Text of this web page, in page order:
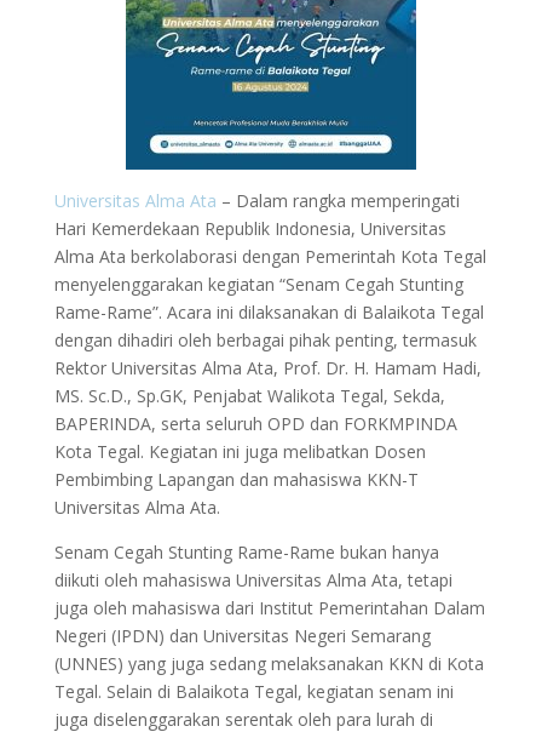
Universitas Alma Ata – Dalam rangka memperingati
Hari Kemerdekaan Republik Indonesia, Universitas
Alma Ata berkolaborasi dengan Pemerintah Kota Tegal
menyelenggarakan kegiatan “Senam Cegah Stunting
Rame-Rame”. Acara ini dilaksanakan di Balaikota Tegal
dengan dihadiri oleh berbagai pihak penting, termasuk
Rektor Universitas Alma Ata, Prof. Dr. H. Hamam Hadi,
MS. Sc.D., Sp.GK, Penjabat Walikota Tegal, Sekda,
BAPERINDA, serta seluruh OPD dan FORKMPINDA
Kota Tegal. Kegiatan ini juga melibatkan Dosen
Pembimbing Lapangan dan mahasiswa KKN-T
Universitas Alma Ata.
Senam Cegah Stunting Rame-Rame bukan hanya
diikuti oleh mahasiswa Universitas Alma Ata, tetapi
juga oleh mahasiswa dari Institut Pemerintahan Dalam
Negeri (IPDN) dan Universitas Negeri Semarang
(UNNES) yang juga sedang melaksanakan KKN di Kota
Tegal. Selain di Balaikota Tegal, kegiatan senam ini
juga diselenggarakan serentak oleh para lurah di